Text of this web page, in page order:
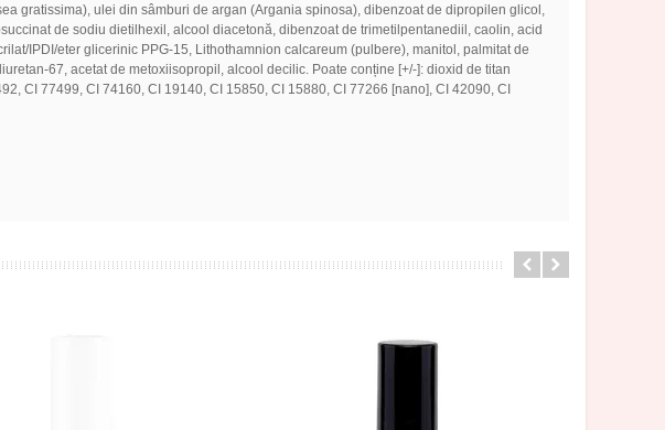
gratissima), ulei din sâmburi de argan (Argania spinosa), dibenzoat de dipropilen glicol,
de sodiu dietilhexil, alcool diacetonă, dibenzoat de trimetilpentanediil, caolin, acid
IPDI/eter glicerinic PPG-15, Lithothamnion calcareum (pulbere), manitol, palmitat de
67, acetat de metoxiisopropil, alcool decilic. Poate conține [+/-]: dioxid de titan
CI 77499, CI 74160, CI 19140, CI 15850, CI 15880, CI 77266 [nano], CI 42090, CI